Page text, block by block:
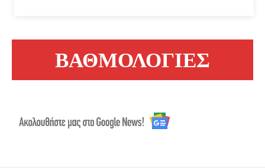
ΒΑΘΜΟΛΟΓΙΕΣ